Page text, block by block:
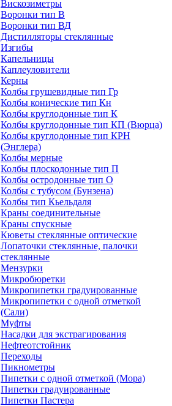
Вискозиметры
Воронки тип В
Воронки тип ВД
Дистилляторы стеклянные
Изгибы
Капельницы
Каплеуловители
Керны
Колбы грушевидные тип Гр
Колбы конические тип Кн
Колбы круглодонные тип К
Колбы круглодонные тип КП (Вюрца)
Колбы круглодонные тип КРН
(Энглера)
Колбы мерные
Колбы плоскодонные тип П
Колбы остродонные тип О
Колбы с тубусом (Бунзена)
Колбы тип Кьельдаля
Краны соединительные
Краны спускные
Кюветы стеклянные оптические
Лопаточки стеклянные, палочки
стеклянные
Мензурки
Микробюретки
Микропипетки градуированные
Микропипетки с одной отметкой
(Сали)
Муфты
Насадки для экстрагирования
Нефтеотстойник
Переходы
Пикнометры
Пипетки с одной отметкой (Мора)
Пипетки градуированные
Пипетки Пастера